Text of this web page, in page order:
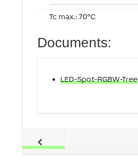
Tc max.: 70°C
Documents:
LED-Spot-RGBW-Tree